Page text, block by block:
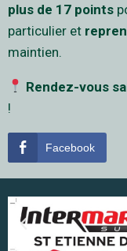
plus de 17 points
particulier et
maintien.
Rendez-vous
!
Facebook